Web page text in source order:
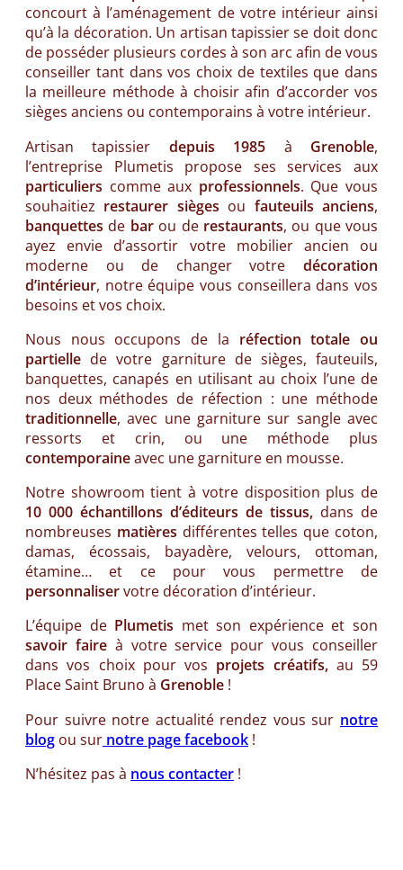
concourt à l’aménagement de votre intérieur ainsi
qu’à la décoration. Un artisan tapissier se doit donc
de posséder plusieurs cordes à son arc afin de vous
conseiller tant dans vos choix de textiles que dans
la meilleure méthode à choisir afin d’accorder vos
sièges anciens ou contemporains à votre intérieur.
Artisan tapissier depuis 1985 à Grenoble,
l’entreprise Plumetis propose ses services aux
particuliers comme aux professionnels. Que vous
souhaitiez restaurer sièges ou fauteuils anciens,
banquettes de barou de restaurants, ou que vous
ayez envie d’assortir votre mobilier ancien ou
moderne ou de changer votre décoration
d’intérieur, notre équipe vous conseillera dans vos
besoins et vos choix.
Nous nous occupons de la réfection totale ou
partielle de votre garniture de sièges, fauteuils,
banquettes, canapés en utilisant au choix l’une de
nos deux méthodes de réfection : une méthode
traditionnelle, avec une garniture sur sangle avec
ressorts et crin, ou une méthode plus
contemporaineavec une garniture en mousse.
Notre showroom tient à votre disposition plus de
10 000 échantillons d’éditeurs de tissus, dans de
nombreuses matières différentes telles que coton,
damas, écossais, bayadère, velours, ottoman,
étamine… et ce pour vous permettre de
personnaliservotre décoration d’intérieur.
L’équipe dePlumetis met son expérience et son
savoir faireà votre service pour vous conseiller
dans vos choix pour vos projets créatifs, au 59
Place Saint Bruno à Grenoble !
Pour suivre notre actualité rendez vous sur notre
blog ou sur notre page facebook !
N’hésitez pas à nous contacter !